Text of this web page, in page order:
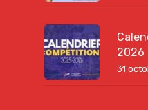
2026
31